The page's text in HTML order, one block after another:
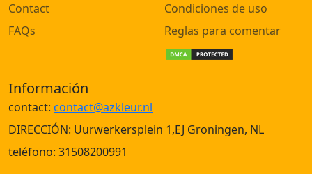
Contact
FAQs
Condiciones de uso
Reglas para comentar
Información
contact: contact@azkleur.nl
DIRECCIÓN: Uurwerkersplein 1,EJ Groningen, NL
teléfono: 31508200991